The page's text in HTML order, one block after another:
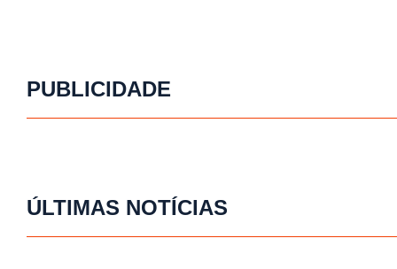
PUBLICIDADE
ÚLTIMAS NOTÍCIAS